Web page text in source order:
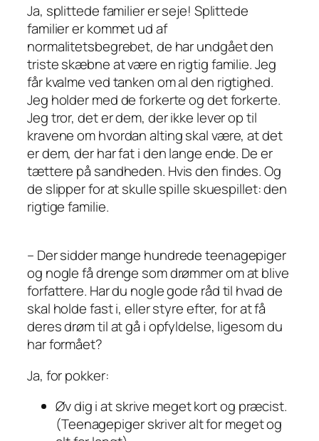
Ja, splittede familier er seje! Splittede
familier er kommet ud af
normalitetsbegrebet, de har undgået den
triste skæbne at være en rigtig familie. Jeg
får kvalme ved tanken om al den rigtighed.
Jeg holder med de forkerte og det forkerte.
Jeg tror, det er dem, der ikke lever op til
kravene om hvordan alting skal være, at det
er dem, der har fat i den lange ende. De er
tættere på sandheden. Hvis den findes. Og
de slipper for at skulle spille skuespillet: den
rigtige familie.
– Der sidder mange hundrede teenagepiger
og nogle få drenge som drømmer om at blive
forfattere. Har du nogle gode råd til hvad de
skal holde fast i, eller styre efter, for at få
deres drøm til at gå i opfyldelse, ligesom du
har formået?
Ja, for pokker:
Øv dig i at skrive meget kort og præcist.
(Teenagepiger skriver alt for meget og